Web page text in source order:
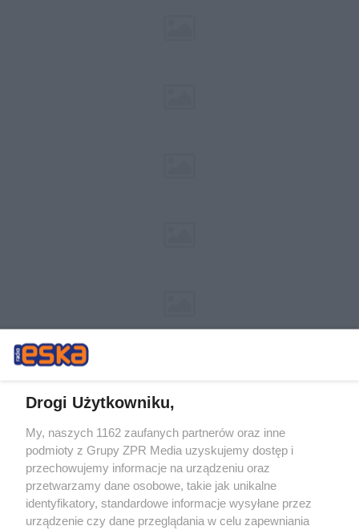
Żaden utwór zamieszczony w serwisie nie może być powielany i
rozpowszechniany lub dalej rozpowszechniany w jakikolwiek sposób (w
tym także elektroniczny lub mechaniczny) na jakimkolwiek polu
eksploatacji w jakiejkolwiek formie, włącznie z umieszczaniem w
Internecie bez pisemnej zgody właściciela praw. Jakiekolwiek użycie lub
wykorzystanie utworów w całości lub w części z naruszeniem prawa,
tzn. bez właściwej zgody, jest zabronione pod groźbą kary i może być
Drogi Użytkowniku,
My, naszych 1162 zaufanych partnerów oraz inne
podmioty z Grupy ZPR Media uzyskujemy dostęp i
przechowujemy informacje na urządzeniu oraz
przetwarzamy dane osobowe, takie jak unikalne
identyfikatory, standardowe informacje wysyłane przez
urządzenie czy dane przeglądania w celu zapewniania